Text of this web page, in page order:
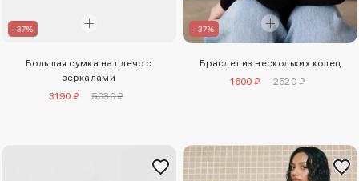
–37%
Большая сумка на плечо с
зеркалами
3190 ₽
5030 ₽
–37%
Браслет из нескольких колец
1600 ₽
2520 ₽